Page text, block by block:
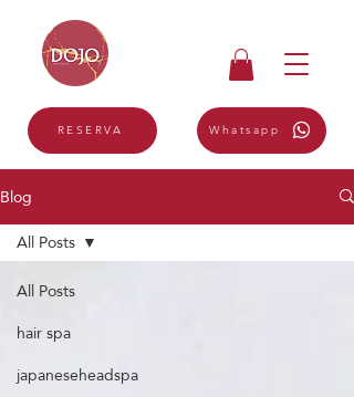
RESERVA Whatsapp
Blog
All Posts
hair spa
japaneseheadspa
All Posts